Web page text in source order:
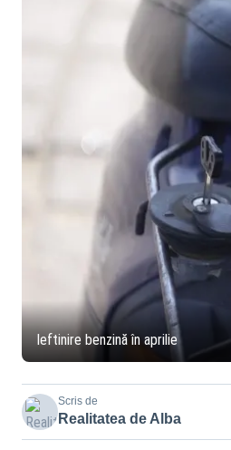
Ieftinire benzină în aprilie
Scris de
Realitatea de Alba